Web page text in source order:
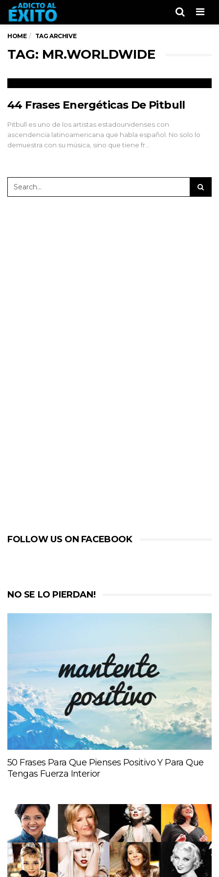
HOME TAG ARCHIVE
TAG: MR.WORLDWIDE
44 Frases Energéticas De Pitbull
Pitbull es uno de los artistas estadounidenses con
ascendencia latinoamericana que habla español. No solo lo
demuestra con su música, sino que tiene fr…
FOLLOW US ON FACEBOOK
NO SE LO PIERDAN!
50 Frases Para Que Pienses Positivo Y Para Que
Tengas Fuerza Interior